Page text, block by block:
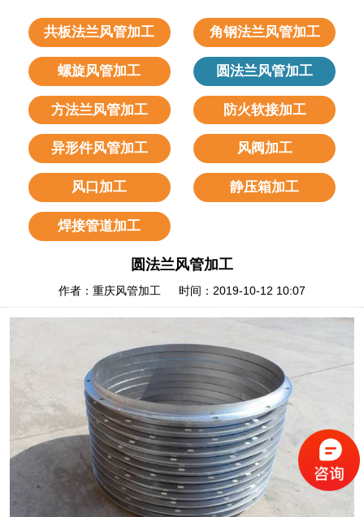
共板法兰风管加工 角钢法兰风管加工
螺旋风管加工 圆法兰风管加工
方法兰风管加工 防火软接加工
异形件风管加工 风阀加工
风口加工 静压箱加工
焊接管道加工
圆法兰风管加工
作者：重庆风管加工 时间：2019-10-12 10:07